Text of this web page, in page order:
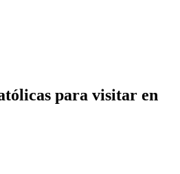
para visitar en